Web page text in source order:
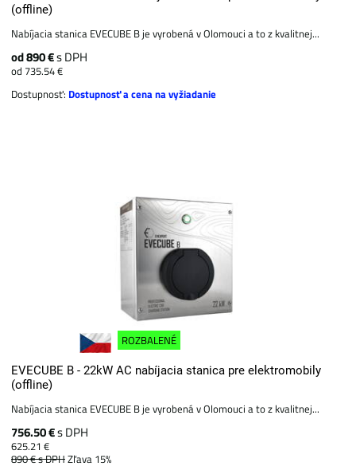
(offline)
Nabíjacia stanica EVECUBE B je vyrobená v Olomouci a to z kvalitnej...
od 890 €s DPH
od 735.54 €
Dostupnosť: Dostupnosť a cena na vyžiadanie
ROZBALENÉ
EVECUBE B - 22kW AC nabíjacia stanica pre elektromobily
(offline)
Nabíjacia stanica EVECUBE B je vyrobená v Olomouci a to z kvalitnej...
756.50 €s DPH
625.21 €
890 €s DPHZľava 15%